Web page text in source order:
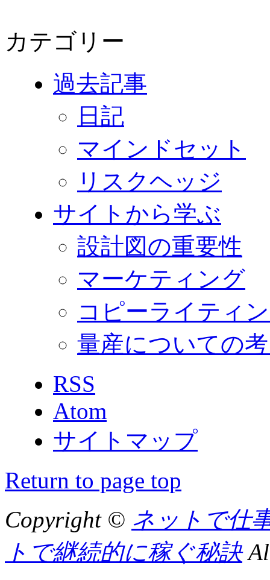
カテゴリー
過去記事
日記
マインドセット
リスクヘッジ
サイトから学ぶ
設計図の重要性
マーケティング
コピーライティ
量産についての
RSS
Atom
サイトマップ
Return to page top
Copyright © ネットで仕
トで継続的に稼ぐ秘訣